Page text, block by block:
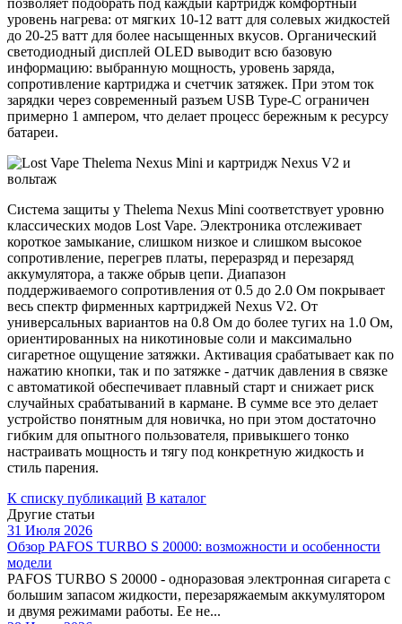
уровень нагрева: от мягких 10-12 ватт для солевых жидкостей
до 20-25 ватт для более насыщенных вкусов. Органический
светодиодный дисплей OLED выводит всю базовую
информацию: выбранную мощность, уровень заряда,
сопротивление картриджа и счетчик затяжек. При этом ток
зарядки через современный разъем USB Type-C ограничен
примерно 1 ампером, что делает процесс бережным к ресурсу
батареи.
Система защиты у Thelema Nexus Mini соответствует уровню
классических модов Lost Vape. Электроника отслеживает
короткое замыкание, слишком низкое и слишком высокое
сопротивление, перегрев платы, переразряд и перезаряд
аккумулятора, а также обрыв цепи. Диапазон
поддерживаемого сопротивления от 0.5 до 2.0 Ом покрывает
весь спектр фирменных картриджей Nexus V2. От
универсальных вариантов на 0.8 Ом до более тугих на 1.0 Ом,
ориентированных на никотиновые соли и максимально
сигаретное ощущение затяжки. Активация срабатывает как по
нажатию кнопки, так и по затяжке - датчик давления в связке
с автоматикой обеспечивает плавный старт и снижает риск
случайных срабатываний в кармане. В сумме все это делает
устройство понятным для новичка, но при этом достаточно
гибким для опытного пользователя, привыкшего тонко
настраивать мощность и тягу под конкретную жидкость и
стиль парения.
К списку публикаций В каталог
Другие статьи
31 Июля 2026
Обзор PAFOS TURBO S 20000: возможности и особенности
модели
PAFOS TURBO S 20000 - одноразовая электронная сигарета с
большим запасом жидкости, перезаряжаемым аккумулятором
и двумя режимами работы. Ее не...